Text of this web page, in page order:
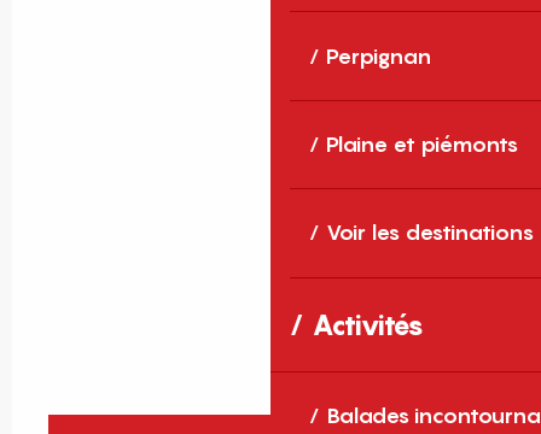
Perpignan
Plaine et piémonts
Voir les destinations
Activités
Balades